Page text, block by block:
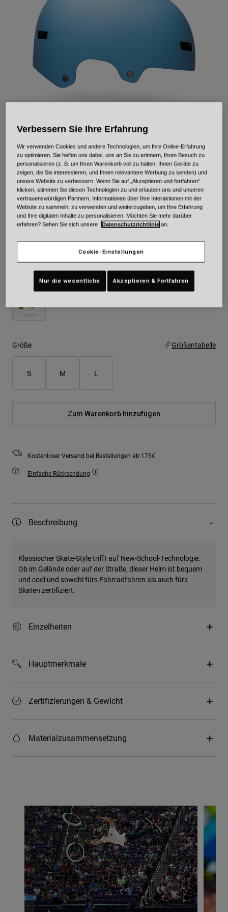
Ersatzteile
BMX
Alle Artikel anzeigen
Local Solid
Artikelnr.33958
Price reduced from
54,95 €to38,46 € 30% OFF
Farben -Mattes Blau
ausgewählt
Größe Größentabelle
S M L
Zum Warenkorb hinzufügen
Kostenloser Versand bei Bestellungen ab 175€
Einfache Rücksendung
Beschreibung
Klassischer Skate-Style trifft auf New-School-Technologie.
Ob im Gelände oder auf der Straße, dieser Helm ist bequem
und cool und sowohl fürs Fahrradfahren als auch fürs
Skaten zertifiziert.
Einzelheiten
Hauptmerkmale
Zertifizierungen & Gewicht
Materialzusammensetzung
Verbessern Sie Ihre Erfahrung
Wir verwenden Cookies und andere Technologien, um Ihre Online-Erfahrung
zu optimieren. Sie helfen uns dabei, uns an Sie zu erinnern, Ihren Besuch zu
personalisieren (z. B. um Ihren Warenkorb voll zu halten, Ihnen Geräte zu
zeigen, die Sie interessieren, und Ihnen relevantere Werbung zu senden) und
unsere Website zu verbessern. Wenn Sie auf „Akzeptieren und fortfahren“
klicken, stimmen Sie diesen Technologien zu und erlauben uns und unseren
vertrauenswürdigen Partnern, Informationen über Ihre Interaktionen mit der
Website zu sammeln, zu verwenden und weiterzugeben, um Ihre Erfahrung
und Ihre digitalen Inhalte zu personalisieren. Möchten Sie mehr darüber
erfahren? Sehen Sie sich unsere
Datenschutzrichtlinie an.
Cookie-Einstellungen
Nur die wesentliche Akzeptieren & Fortfahren